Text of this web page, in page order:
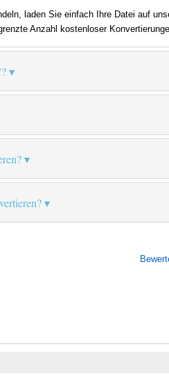
laden Sie einfach Ihre Datei auf
Anzahl kostenloser